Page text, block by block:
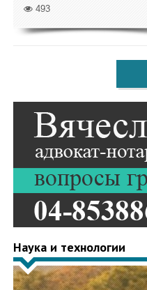
493
Наука и технологии